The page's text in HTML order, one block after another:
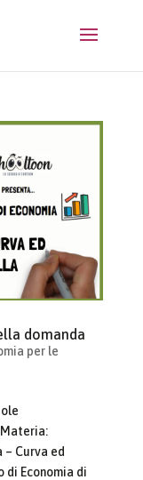
domanda
per le
– Curva ed
di Economia di